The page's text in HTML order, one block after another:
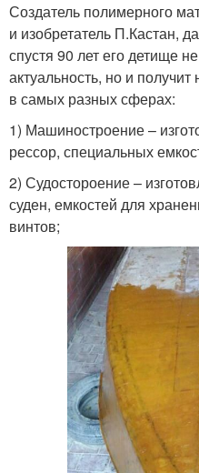
Создатель полимерного
и изобретатель П.Кастан,
спустя 90 лет его детище
актуальность, но и
в самых разных сферах:
1) Машиностроение –
рессор, специальных
2) Судостороение –
суден, емкостей для
винтов;